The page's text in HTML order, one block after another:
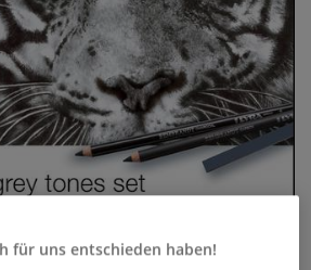
für uns entschieden haben!